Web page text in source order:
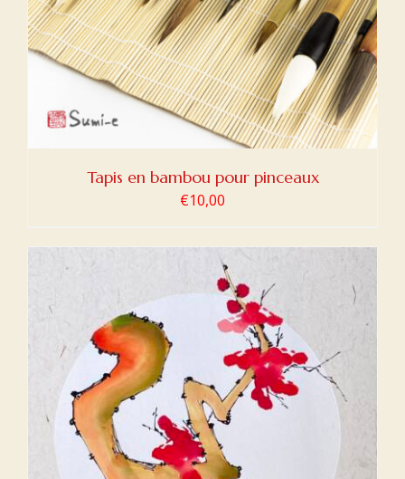
Tapis en bambou pour pinceaux
€10,00